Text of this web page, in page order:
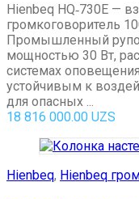
Hienbeq HQ‑730E —
громкоговоритель
Промышленный
мощностью 30 Вт,
системах
устойчивым к
для опасных ...
18 816 000.00 UZS
Hienbeq, Hienbeq